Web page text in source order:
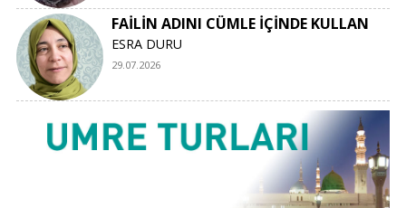
FAİLİN ADINI CÜMLE İÇİNDE KULLAN
ESRA DURU
29.07.2026